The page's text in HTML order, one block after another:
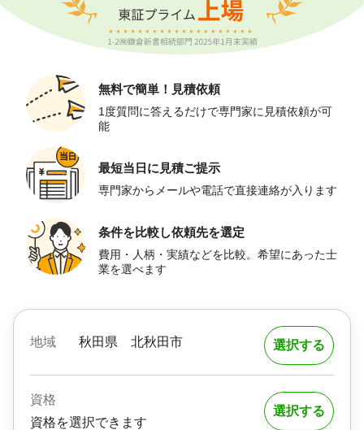
無料で簡単！ 見積依頼
1度質問に答えるだけで専門家に見積依頼が可
能
最短当日に 見積ご提示
専門家からメールや電話で直接連絡が入ります
条件を比較し依頼先を選定
費用・人柄・実績などを比較。希望にあった士
業を選べます
地域 秋田県 北秋田市 選択する
資格
資格を選択できます
選択する